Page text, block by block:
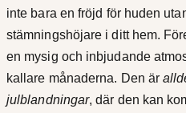
r
inte bara en fröjd för huden
stämningshöjare i ditt hem.
en mysig och inbjudande
kallare månaderna. Den är
julblandningar, där den kan